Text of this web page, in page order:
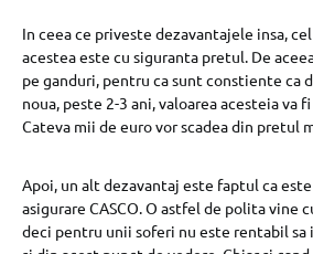
In ceea ce priveste dezavantajele insa,
acestea este cu siguranta pretul. De
pe ganduri, pentru ca sunt constiente ca
noua, peste 2-3 ani, valoarea acesteia va
Cateva mii de euro vor scadea din pretul
Apoi, un alt dezavantaj este faptul ca
asigurare CASCO. O astfel de polita vine
deci pentru unii soferi nu este rentabil sa